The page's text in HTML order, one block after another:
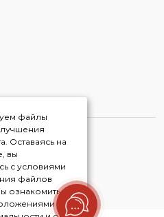
файлы
Оставаясь на
вы
с условиями
файлов
ознакомиться
о